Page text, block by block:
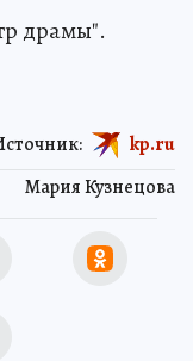
драмы".
Мария Кузнецова
kp.ru